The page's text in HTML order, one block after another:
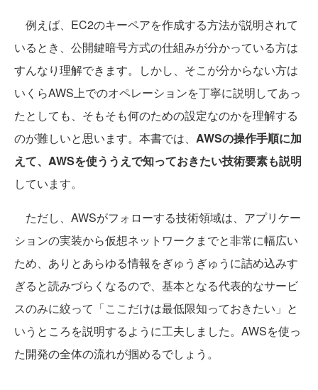
例えば、EC2のキーペアを作成する方法が説明されて
いるとき、公開鍵暗号方式の仕組みが分かっている方は
すんなり理解できます。しかし、そこが分からない方は
いくらAWS上でのオペレーションを丁寧に説明してあっ
たとしても、そもそも何のための設定なのかを理解する
のが難しいと思います。本書では、 AWSの操作手順に加
えて、AWSを使ううえで知っておきたい技術要素も説明
しています。
ただし、AWSがフォローする技術領域は、アプリケー
ションの実装から仮想ネットワークまでと非常に幅広い
ため、ありとあらゆる情報をぎゅうぎゅうに詰め込みす
ぎると読みづらくなるので、基本となる代表的なサービ
スのみに絞って「ここだけは最低限知っておきたい」と
いうところを説明するように工夫しました。AWSを使っ
た開発の全体の流れが掴めるでしょう。